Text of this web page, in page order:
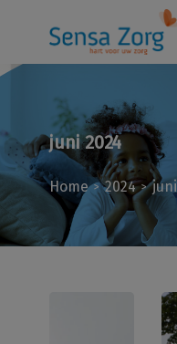
juni 2024
Home>2024>juni